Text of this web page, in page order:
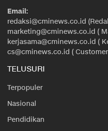
Email:
redaksi@cminews.co.id
marketing@cminews.co.id (
kerjasama@cminews.co.id (
cs@cminews.co.id (
TELUSURI
Terpopuler
Nasional
Pendidikan